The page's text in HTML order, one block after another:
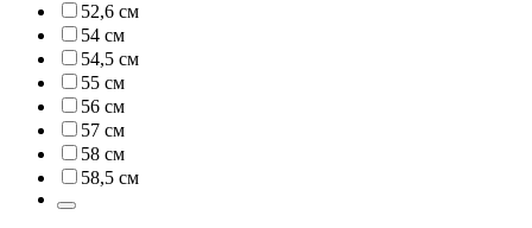
52,6 см
54 см
54,5 см
55 см
56 см
57 см
58 см
58,5 см